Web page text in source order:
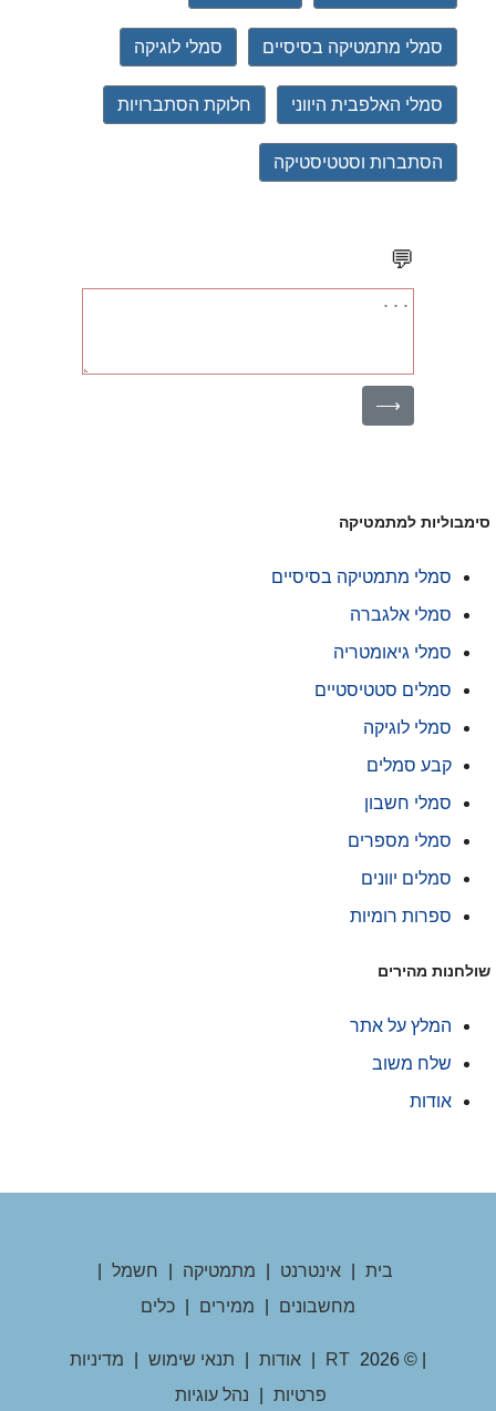
סמלי מתמטיקה בסיסיים סמלי לוגיקה
סמלי האלפבית היווני חלוקת הסתברויות
הסתברות וסטטיסטיקה
💬
⟶
למתמטיקה
סמלי מתמטיקה בסיסיים
סמלי אלגברה
סמלי גיאומטריה
סמלים סטטיסטיים
סמלי לוגיקה
קבע סמלים
סמלי חשבון
סמלי מספרים
סמלים יוונים
ספרות רומיות
מהירים
המלץ על אתר
שלח משוב
אודות
בית | אינטרנט | מתמטיקה | חשמל |
מחשבונים | ממירים | כלים
| © 2026
RT
| אודות | תנאי שימוש |
מדיניות
פרטיות | נהל עוגיות